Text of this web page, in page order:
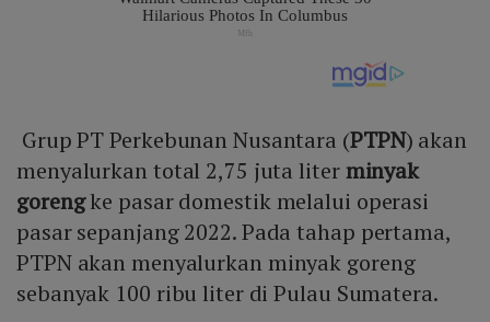
Grup PT Perkebunan Nusantara (PTPN) akan
menyalurkan total 2,75 juta literminyak
gorengke pasar domestik melalui operasi
pasar sepanjang 2022. Pada tahap pertama,
PTPN akan menyalurkan minyak goreng
sebanyak 100 ribu liter di Pulau Sumatera.